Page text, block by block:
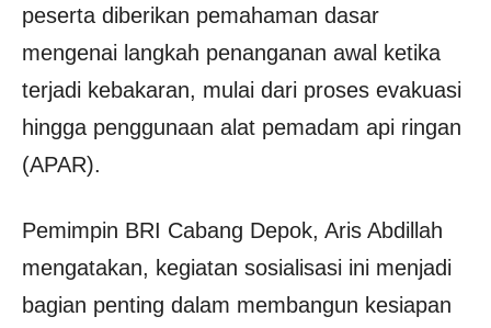
peserta diberikan pemahaman dasar
mengenai langkah penanganan awal ketika
terjadi kebakaran, mulai dari proses evakuasi
hingga penggunaan alat pemadam api ringan
(APAR).
Pemimpin BRI Cabang Depok, Aris Abdillah
mengatakan, kegiatan sosialisasi ini menjadi
bagian penting dalam membangun kesiapan